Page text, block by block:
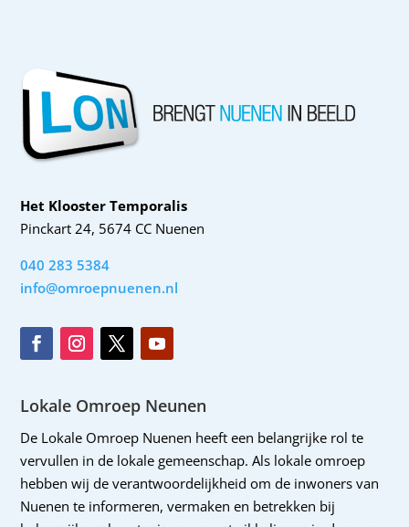
Het Klooster Temporalis
Pinckart 24, 5674 CC Nuenen
040 283 5384
info@omroepnuenen.nl
Lokale Omroep Neunen
De Lokale Omroep Nuenen heeft een belangrijke rol te
vervullen in de lokale gemeenschap. Als lokale omroep
hebben wij de verantwoordelijkheid om de inwoners van
Nuenen te informeren, vermaken en betrekken bij